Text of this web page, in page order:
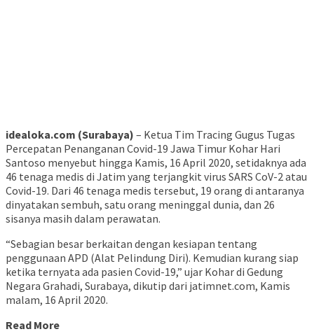
idealoka.com (Surabaya) – Ketua Tim Tracing Gugus Tugas
Percepatan Penanganan Covid-19 Jawa Timur Kohar Hari
Santoso menyebut hingga Kamis, 16 April 2020, setidaknya ada
46 tenaga medis di Jatim yang terjangkit virus SARS CoV-2 atau
Covid-19. Dari 46 tenaga medis tersebut, 19 orang di antaranya
dinyatakan sembuh, satu orang meninggal dunia, dan 26
sisanya masih dalam perawatan.
“Sebagian besar berkaitan dengan kesiapan tentang
penggunaan APD (Alat Pelindung Diri). Kemudian kurang siap
ketika ternyata ada pasien Covid-19,” ujar Kohar di Gedung
Negara Grahadi, Surabaya, dikutip dari jatimnet.com, Kamis
malam, 16 April 2020.
Read More